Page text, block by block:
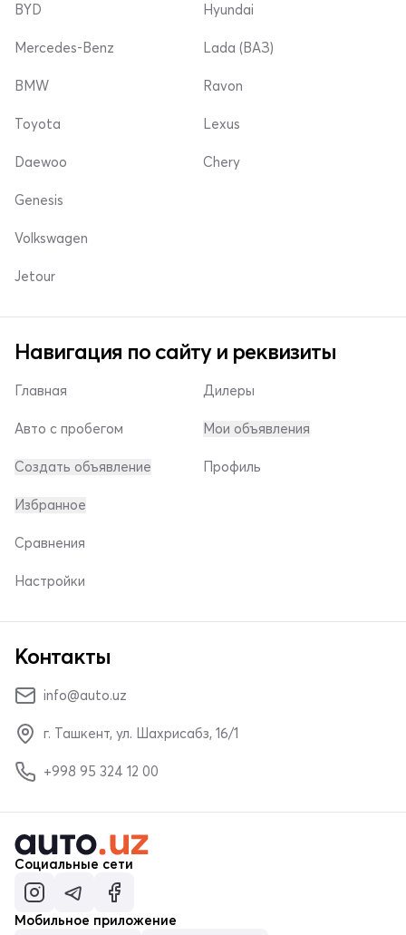
BYD
Mercedes-Benz
Hyundai
Lada (ВАЗ)
BMW
Toyota
Daewoo
Ravon
Lexus
Chery
Genesis
Volkswagen
Jetour
Навигация по сайту и реквизиты
Главная
Авто с пробегом
Создать объявление
Дилеры
Мои объявления
Профиль
Избранное
Сравнения
Настройки
Контакты
info@auto.uz
г. Ташкент, ул. Шахрисабз, 16/1
+998 95 324 12 00
Социальные сети
Мобильное приложение